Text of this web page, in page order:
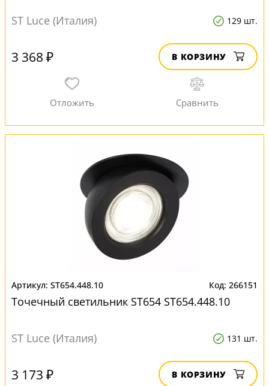
ST Luce (Италия) 129 шт.
3 368 ₽ В КОРЗИНУ
ST654.448.10 266151
Точечный светильник ST654 ST654.448.10
ST Luce (Италия) 131 шт.
3 173 ₽ В КОРЗИНУ